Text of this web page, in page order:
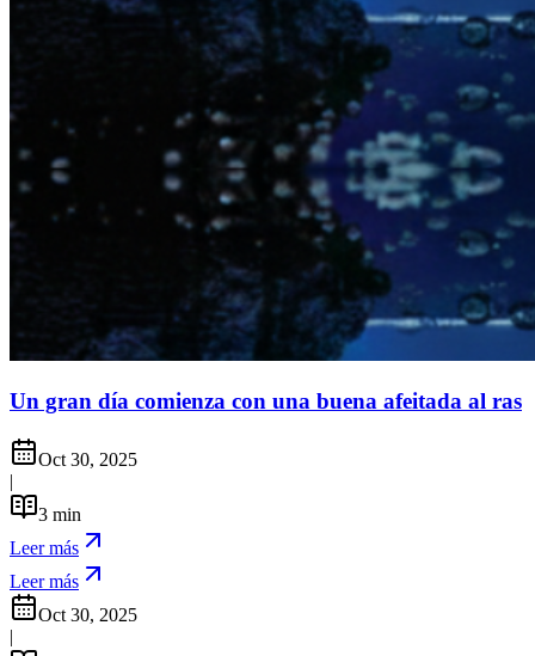
Un gran día comienza con una buena afeitada al ras
Oct 30, 2025
|
3 min
Leer más
Leer más
Oct 30, 2025
|